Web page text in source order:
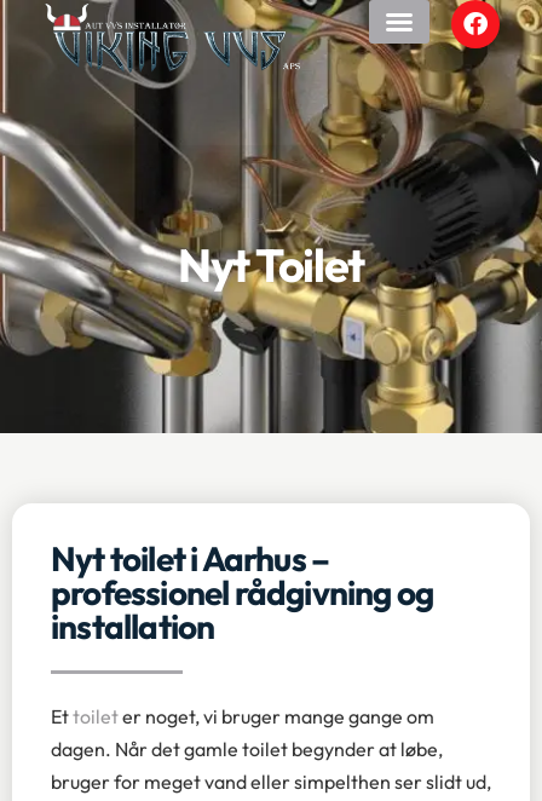
Nyt Toilet
Nyt toilet i Aarhus –
professionel rådgivning og
installation
Ettoileter noget, vi bruger mange gange om
dagen. Når det gamle toilet begynder at løbe,
bruger for meget vand eller simpelthen ser slidt ud,